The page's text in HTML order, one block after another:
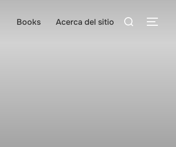
Books Acerca del sitio
Search